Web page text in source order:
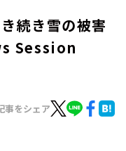
き続き雪の被害
Session
事をシェア